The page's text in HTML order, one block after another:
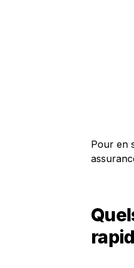
Pour en